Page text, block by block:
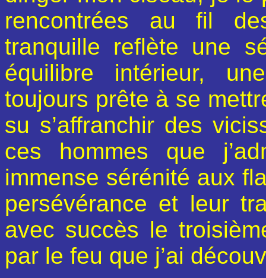
rencontrées au fil
tranquille reflète une
équilibre intérieur,
toujours prête à se
su s’affranchir des
ces hommes que
immense sérénité aux
persévérance et leur
avec succès le
par le feu que j’ai